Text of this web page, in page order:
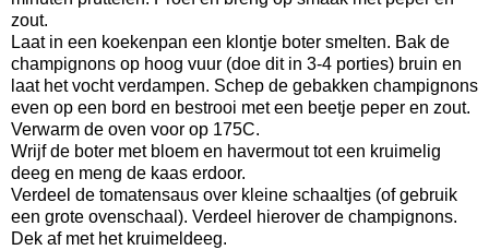
zout.
Laat in een koekenpan een klontje boter smelten. Bak de
champignons op hoog vuur (doe dit in 3-4 porties) bruin en
laat het vocht verdampen. Schep de gebakken champignons
even op een bord en bestrooi met een beetje peper en zout.
Verwarm de oven voor op 175C.
Wrijf de boter met bloem en havermout tot een kruimelig
deeg en meng de kaas erdoor.
Verdeel de tomatensaus over kleine schaaltjes (of gebruik
een grote ovenschaal). Verdeel hierover de champignons.
Dek af met het kruimeldeeg.